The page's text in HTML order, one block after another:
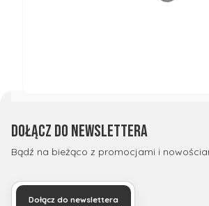
Dołącz do newslettera
Bądź na bieżąco z promocjami i
Dołącz do newslettera